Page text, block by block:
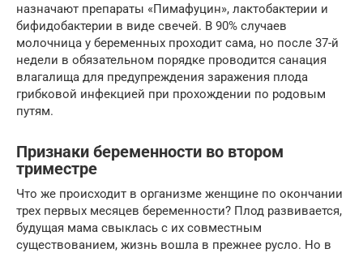
назначают препараты «Пимафуцин», лактобактерии и
бифидобактерии в виде свечей. В 90% случаев
молочница у беременных проходит сама, но после 37-й
недели в обязательном порядке проводится санация
влагалища для предупреждения заражения плода
грибковой инфекцией при прохождении по родовым
путям.
Признаки беременности во втором
триместре
Что же происходит в организме женщине по окончании
трех первых месяцев беременности? Плод развивается,
будущая мама свыклась с их совместным
существованием, жизнь вошла в прежнее русло. Но в